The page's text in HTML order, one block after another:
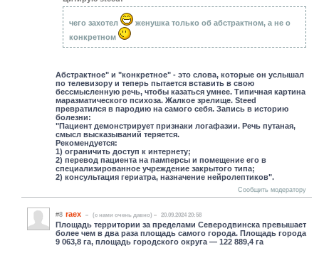
чего захотел
женушка только об абстрактном, а не о
конкретном
Абстрактное" и "конкретное" - это слова, которые он услышал
по телевизору и теперь пытается вставить в свою
бессмысленную речь, чтобы казаться умнее. Типичная картина
маразматического психоза. Жалкое зрелище. Steed
превратился в пародию на самого себя. Запись в историю
болезни:
"Пациент демонстрирует признаки логафазии. Речь путаная,
смысл высказываний теряется.
Рекомендуется:
1) ограничить доступ к интернету;
2) перевод пациента на памперсы и помещение его в
специализированное учреждение закрытого типа;
2) консультация гериатра, назначение нейролептиков".
Сообщить модератору
#8 raex (c нами очень давно) 20.09.2024 20:58
Площадь территории за пределами Северодвинска превышает
более чем в два раза площадь самого города. Площадь города
9 063,8 га, площадь городского округа — 122 889,4 га